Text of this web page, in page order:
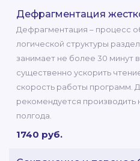
Дефрагментация
Дефрагментация – процесс
логической структуры
занимает не более 30 минут
существенно ускорить
скорость работы программ.
рекомендуется производить
полгода.
1740 руб.